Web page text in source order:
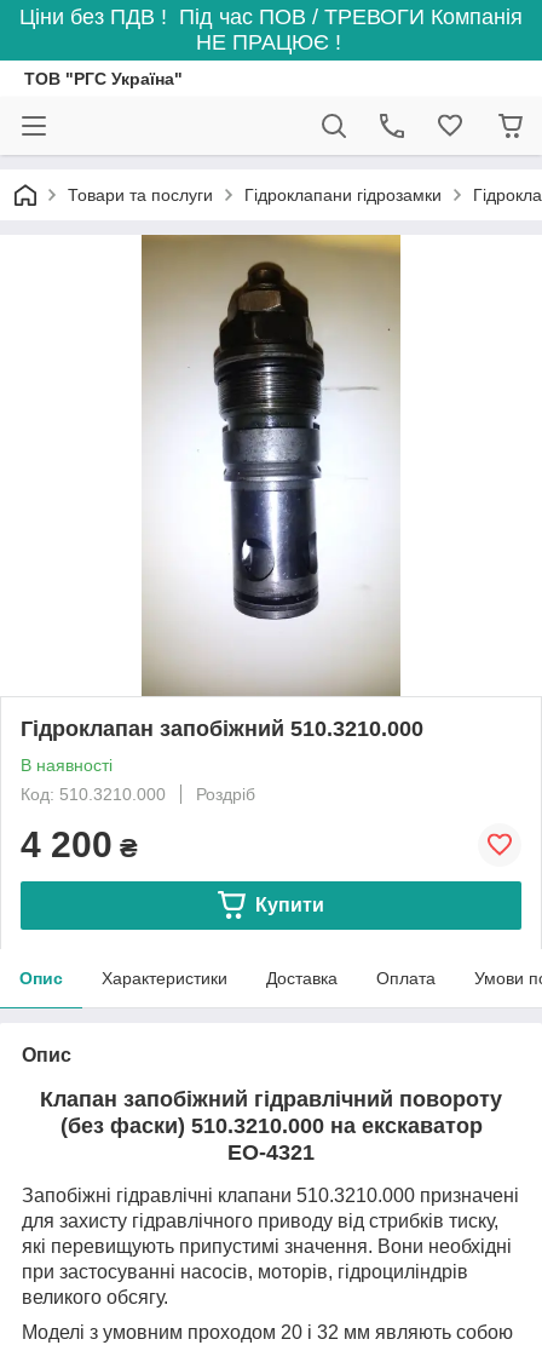
Ціни без ПДВ ! Під час ПОВ / ТРЕВОГИ Компанія
НЕ ПРАЦЮЄ !
ТОВ "РГС Україна"
Товари та послуги Гідроклапани гідрозамки
Гідроклапан запобіжний 510.3210.000
В наявності
Код: 510.3210.000
Роздріб
4 200 ₴
Купити
Опис Характеристики Доставка Оплата Умови
Опис
Клапан запобіжний гідравлічний повороту
(без фаски) 510.3210.000 на екскаватор
ЕО-4321
Запобіжні гідравлічні клапани 510.3210.000 призначені
для захисту гідравлічного приводу від стрибків тиску,
які перевищують припустимі значення. Вони необхідні
при застосуванні насосів, моторів, гідроциліндрів
великого обсягу.
Моделі з умовним проходом 20 і 32 мм являють собою